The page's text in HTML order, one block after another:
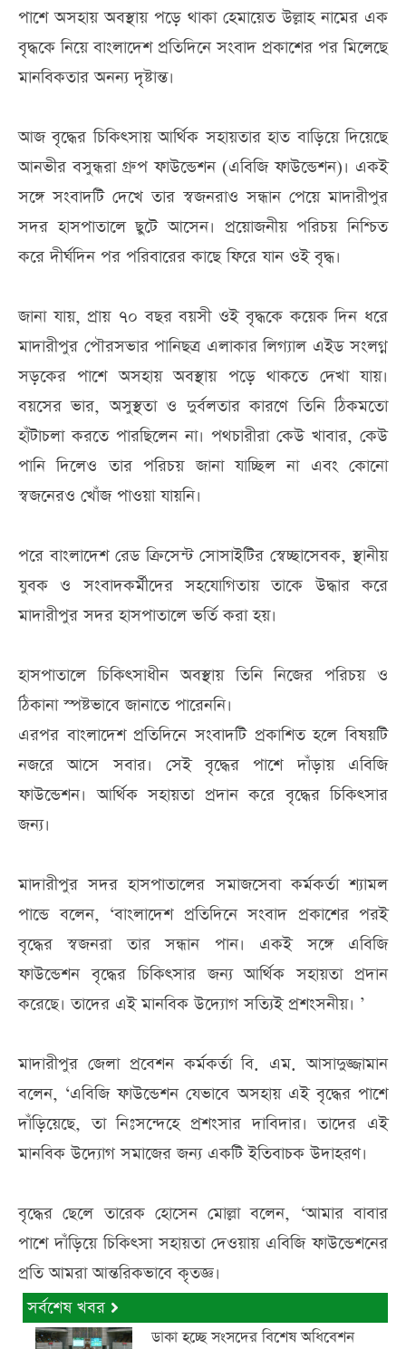
পাশে অসহায় অবস্থায় পড়ে থাকা হেমায়েত উল্লাহ নামের এক
বৃদ্ধকে নিয়ে বাংলাদেশ প্রতিদিনে সংবাদ প্রকাশের পর মিলেছে
মানবিকতার অনন্য দৃষ্টান্ত।
আজ বৃদ্ধের চিকিৎসায় আর্থিক সহায়তার হাত বাড়িয়ে দিয়েছে
আনভীর বসুন্ধরা গ্রুপ ফাউন্ডেশন (এবিজি ফাউন্ডেশন)। একই
সঙ্গে সংবাদটি দেখে তার স্বজনরাও সন্ধান পেয়ে মাদারীপুর
সদর হাসপাতালে ছুটে আসেন। প্রয়োজনীয় পরিচয় নিশ্চিত
করে দীর্ঘদিন পর পরিবারের কাছে ফিরে যান ওই বৃদ্ধ।
জানা যায়, প্রায় ৭০ বছর বয়সী ওই বৃদ্ধকে কয়েক দিন ধরে
মাদারীপুর পৌরসভার পানিছত্র এলাকার লিগ্যাল এইড সংলগ্ন
সড়কের পাশে অসহায় অবস্থায় পড়ে থাকতে দেখা যায়।
বয়সের ভার, অসুস্থতা ও দুর্বলতার কারণে তিনি ঠিকমতো
হাঁটাচলা করতে পারছিলেন না। পথচারীরা কেউ খাবার, কেউ
পানি দিলেও তার পরিচয় জানা যাচ্ছিল না এবং কোনো
স্বজনেরও খোঁজ পাওয়া যায়নি।
পরে বাংলাদেশ রেড ক্রিসেন্ট সোসাইটির স্বেচ্ছাসেবক, স্থানীয়
যুবক ও সংবাদকর্মীদের সহযোগিতায় তাকে উদ্ধার করে
মাদারীপুর সদর হাসপাতালে ভর্তি করা হয়।
হাসপাতালে চিকিৎসাধীন অবস্থায় তিনি নিজের পরিচয় ও
ঠিকানা স্পষ্টভাবে জানাতে পারেননি।
এরপর বাংলাদেশ প্রতিদিনে সংবাদটি প্রকাশিত হলে বিষয়টি
নজরে আসে সবার। সেই বৃদ্ধের পাশে দাঁড়ায় এবিজি
ফাউন্ডেশন। আর্থিক সহায়তা প্রদান করে বৃদ্ধের চিকিৎসার
জন্য।
মাদারীপুর সদর হাসপাতালের সমাজসেবা কর্মকর্তা শ্যামল
পান্ডে বলেন, ‘বাংলাদেশ প্রতিদিনে সংবাদ প্রকাশের পরই
বৃদ্ধের স্বজনরা তার সন্ধান পান। একই সঙ্গে এবিজি
ফাউন্ডেশন বৃদ্ধের চিকিৎসার জন্য আর্থিক সহায়তা প্রদান
করেছে। তাদের এই মানবিক উদ্যোগ সত্যিই প্রশংসনীয়। ’
মাদারীপুর জেলা প্রবেশন কর্মকর্তা বি. এম. আসাদুজ্জামান
বলেন, ‘এবিজি ফাউন্ডেশন যেভাবে অসহায় এই বৃদ্ধের পাশে
দাঁড়িয়েছে, তা নিঃসন্দেহে প্রশংসার দাবিদার। তাদের এই
মানবিক উদ্যোগ সমাজের জন্য একটি ইতিবাচক উদাহরণ।
বৃদ্ধের ছেলে তারেক হোসেন মোল্লা বলেন, ‘আমার বাবার
পাশে দাঁড়িয়ে চিকিৎসা সহায়তা দেওয়ায় এবিজি ফাউন্ডেশনের
প্রতি আমরা আন্তরিকভাবে কৃতজ্ঞ।
সর্বশেষ খবর
ডাকা হচ্ছে সংসদের বিশেষ অধিবেশন